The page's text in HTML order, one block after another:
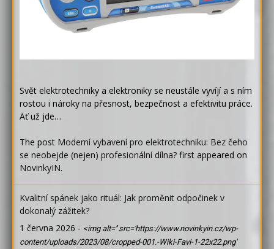
Svět elektrotechniky a elektroniky se neustále vyvíjí a s ním
rostou i nároky na přesnost, bezpečnost a efektivitu práce.
Ať už jde…
The post Moderní vybavení pro elektrotechniku: Bez čeho
se neobejde (nejen) profesionální dílna? first appeared on
NovinkyIN.
Kvalitní spánek jako rituál: Jak proměnit odpočinek v
dokonalý zážitek?
1 června 2026 - <img alt='' src='https://www.novinkyin.cz/wp-
content/uploads/2023/08/cropped-001.-Wiki-Favi-1-22x22.png'